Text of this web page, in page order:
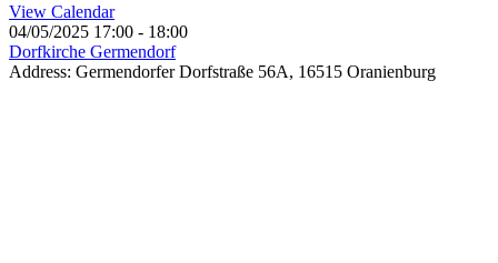
View Calendar
04/05/2025 17:00 - 18:00
Dorfkirche Germendorf
Address: Germendorfer Dorfstraße 56A, 16515 Oranienburg